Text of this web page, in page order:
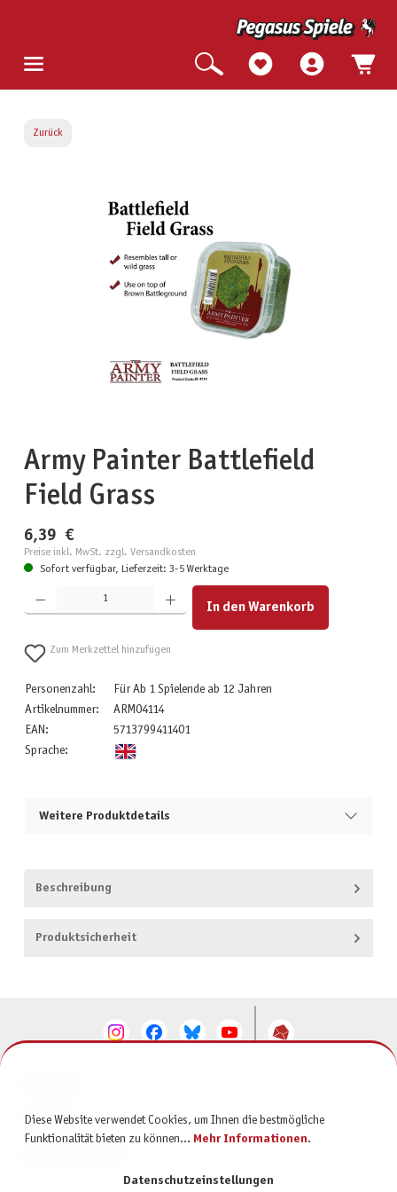
Zurück
Bildergalerie überspringen
Army Painter Battlefield
Field Grass
6,39 €
Preise inkl. MwSt. zzgl. Versandkosten
Sofort verfügbar, Lieferzeit: 3-5 Werktage
Produkt Anzahl: Gib den gewünschten Wert ein oder benutze die Schaltflächen um die Anzahl zu
In den Warenkorb
Zum Merkzettel hinzufügen
Personenzahl:
Für Ab 1 Spielende ab 12 Jahren
Artikelnummer:
ARM04114
EAN:
5713799411401
Sprache:
Weitere Produktdetails
Beschreibung
Produktsicherheit
SERVICE
Diese Website verwendet Cookies, um Ihnen die bestmögliche
Funktionalität bieten zu können... Mehr Informationen.
Datenschutzeinstellungen